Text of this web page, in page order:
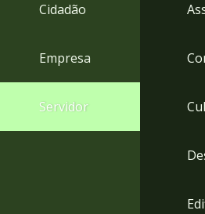
menu
para
Cidadão
Empresa
Servidor